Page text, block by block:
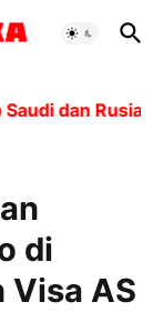
dan Rusia,
di
Visa AS